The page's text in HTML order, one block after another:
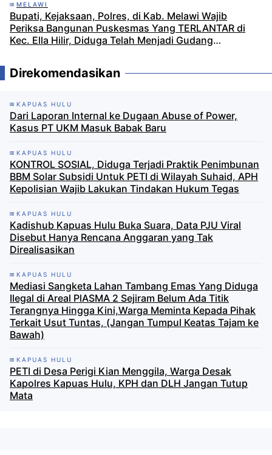
MELAWI
Bupati, Kejaksaan, Polres, di Kab. Melawi Wajib
Periksa Bangunan Puskesmas Yang TERLANTAR di
Kec. Ella Hilir, Diduga Telah Menjadi Gudang
Direkomendasikan
KAPUAS HULU
Dari Laporan Internal ke Dugaan Abuse of Power,
Kasus PT UKM Masuk Babak Baru
KAPUAS HULU
KONTROL SOSIAL, Diduga Terjadi Praktik Penimbunan
BBM Solar Subsidi Untuk PETI di Wilayah Suhaid, APH
Kepolisian Wajib Lakukan Tindakan Hukum Tegas
KAPUAS HULU
Kadishub Kapuas Hulu Buka Suara, Data PJU Viral
Disebut Hanya Rencana Anggaran yang Tak
Direalisasikan
KAPUAS HULU
Mediasi Sangketa Lahan Tambang Emas Yang Diduga
Ilegal di Areal PlASMA 2 Sejiram Belum Ada Titik
Terangnya Hingga Kini,Warga Meminta Kepada Pihak
Terkait Usut Tuntas, (Jangan Tumpul Keatas Tajam ke
Bawah)
KAPUAS HULU
PETI di Desa Perigi Kian Menggila, Warga Desak
Kapolres Kapuas Hulu, KPH dan DLH Jangan Tutup
Mata